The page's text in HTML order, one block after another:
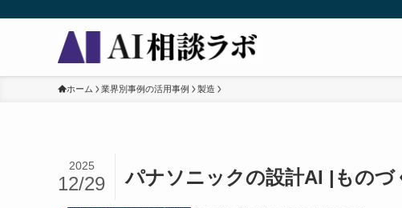
ホーム 業界別事例の活用事例 製造
パナソニックの設計AI |もの
2025
12/29